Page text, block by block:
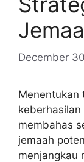
December
Menentukan
membahas
jemaah
menjangkau